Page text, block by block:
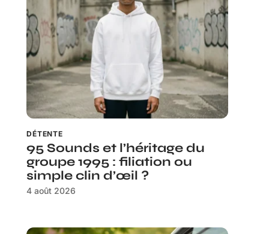
DÉTENTE
95 Sounds et l’héritage du
groupe 1995 : filiation ou
simple clin d’œil ?
4 août 2026